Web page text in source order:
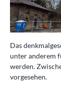
Das
unter anderem
werden.
vorgesehen.